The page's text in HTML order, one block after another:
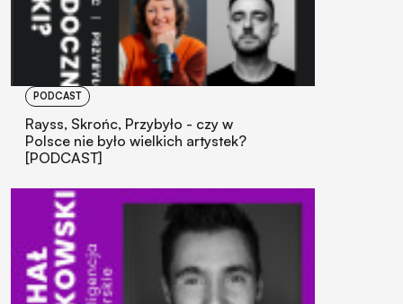
PODCAST
Rayss, Skrońc, Przybyło - czy w
Polsce nie było wielkich artystek?
[PODCAST]